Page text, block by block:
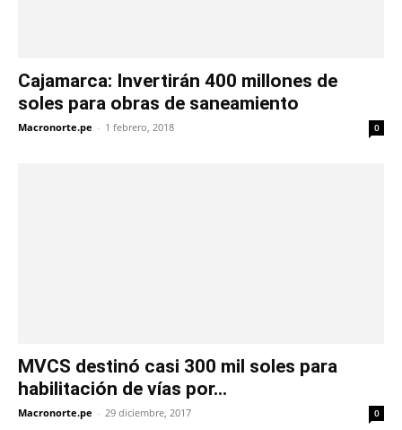
Cajamarca: Invertirán 400 millones de
soles para obras de saneamiento
Macronorte.pe - 1 febrero, 2018 0
MVCS destinó casi 300 mil soles para
habilitación de vías por...
Macronorte.pe - 29 diciembre, 2017 0